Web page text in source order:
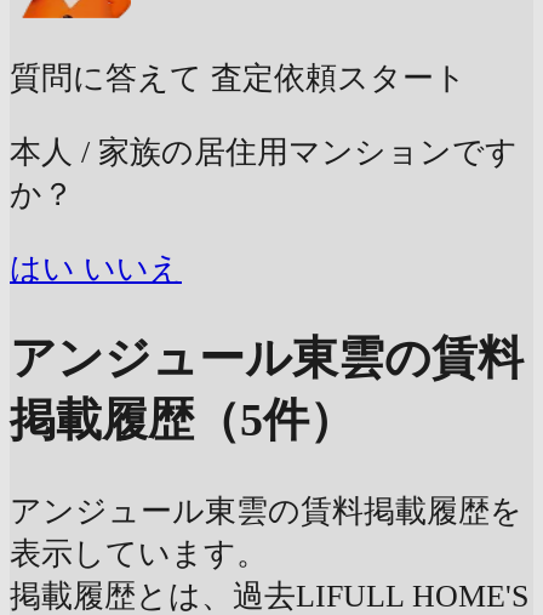
質問に答えて 査定依頼スタート
本人 / 家族の居住用マンションです
か？
はい いいえ
アンジュール東雲の賃料
掲載履歴（5件）
アンジュール東雲の賃料掲載履歴を
表示しています。
掲載履歴とは、過去LIFULL HOME'S